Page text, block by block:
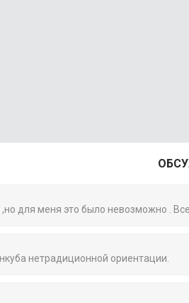
для меня это было невозможно . Все
нетрадиционной ориентации.